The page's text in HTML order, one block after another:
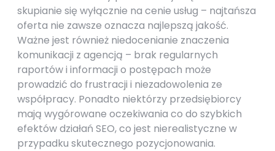
skupianie się wyłącznie na cenie usług – najtańsza
oferta nie zawsze oznacza najlepszą jakość.
Ważne jest również niedocenianie znaczenia
komunikacji z agencją – brak regularnych
raportów i informacji o postępach może
prowadzić do frustracji i niezadowolenia ze
współpracy. Ponadto niektórzy przedsiębiorcy
mają wygórowane oczekiwania co do szybkich
efektów działań SEO, co jest nierealistyczne w
przypadku skutecznego pozycjonowania.